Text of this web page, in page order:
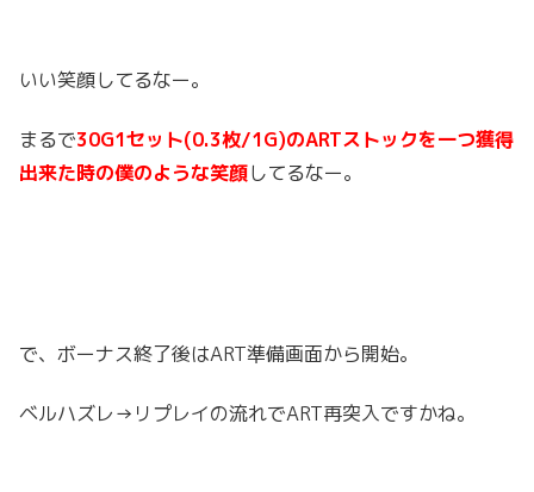
いい笑顔してるなー。
まるで30G1セット(0.3枚/1G)のARTストックを一つ獲得
出来た時の僕のような笑顔してるなー。
で、ボーナス終了後はART準備画面から開始。
ベルハズレ→リプレイの流れでART再突入ですかね。